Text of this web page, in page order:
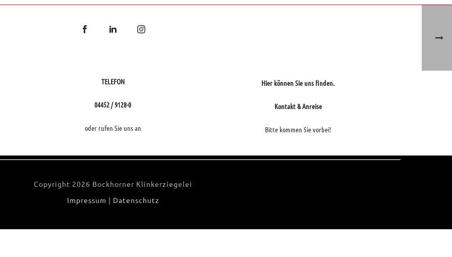
TELEFON
04452 / 9128-0
oder rufen Sie uns an
Hier können Sie uns finden.
Kontakt & Anreise
Bitte kommen Sie vorbei!
Copyright 2026 Bockhorner Klinkerziegelei
Impressum | Datenschutz